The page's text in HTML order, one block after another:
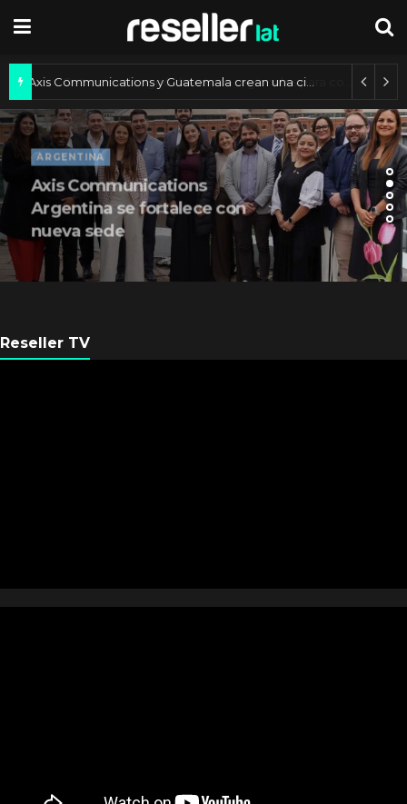
ARGENTINA
Axis Communications
Argentina se fortalece con
nueva sede
Reseller TV